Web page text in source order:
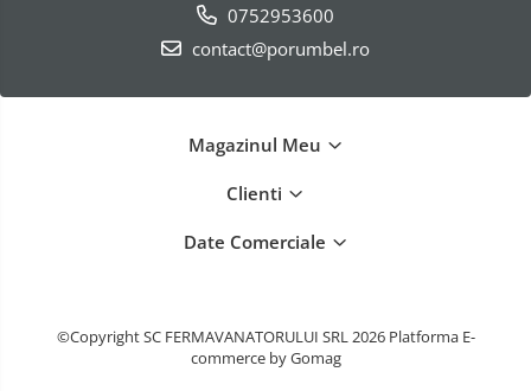
0752953600
contact@porumbel.ro
Magazinul Meu
Clienti
Date Comerciale
©Copyright SC FERMAVANATORULUI SRL 2026 Platforma E-
commerce by Gomag